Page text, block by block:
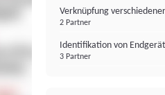
Verknüpfung
2 Partner
Identifikation von
3 Partner